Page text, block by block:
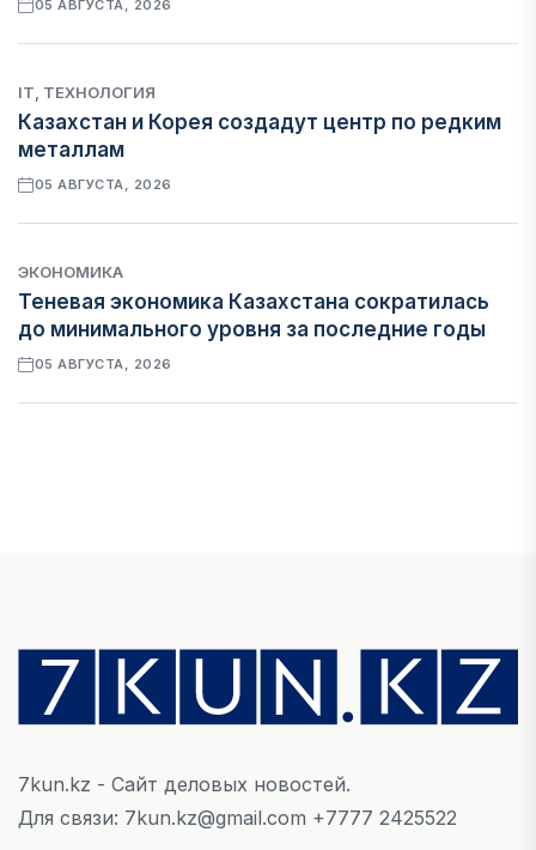
05 АВГУСТА, 2026
IT, ТЕХНОЛОГИЯ
Казахстан и Корея создадут центр по редким
металлам
05 АВГУСТА, 2026
ЭКОНОМИКА
Теневая экономика Казахстана сократилась
до минимального уровня за последние годы
05 АВГУСТА, 2026
ЭКОНОМИКА
Казахстан стал лидером Центральной Азии по
уровню процветания
7kun.kz - Сайт деловых новостей.
Для связи: 7kun.kz@gmail.com +7777 2425522